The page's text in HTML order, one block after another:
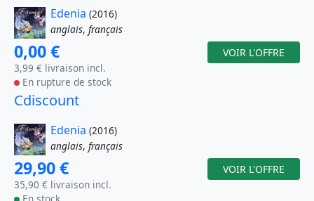
Edenia (2016)
anglais, français
0,00 €
3,99 € livraison incl.
En rupture de stock
VOIR L'OFFRE
Cdiscount
Edenia (2016)
anglais, français
29,90 €
35,90 € livraison incl.
VOIR L'OFFRE